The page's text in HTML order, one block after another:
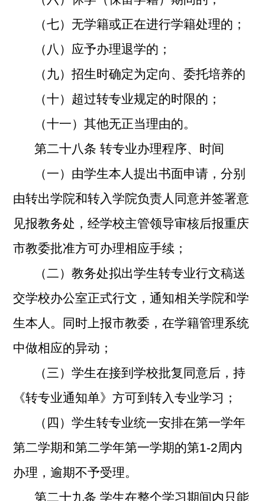
（七）无学籍或正在进行学籍处理的；
（八）应予办理退学的；
（九）招生时确定为定向、委托培养的
（十）超过转专业规定的时限的；
（十一）其他无正当理由的。
第二十八条 转专业办理程序、时间
（一）由学生本人提出书面申请，分别
由转出学院和转入学院负责人同意并签署意
见报教务处，经学校主管领导审核后报重庆
市教委批准方可办理相应手续；
（二）教务处拟出学生转专业行文稿送
交学校办公室正式行文，通知相关学院和学
生本人。同时上报市教委，在学籍管理系统
中做相应的异动；
（三）学生在接到学校批复同意后，持
《转专业通知单》方可到转入专业学习；
（四）学生转专业统一安排在第一学年
第二学期和第二学年第一学期的第1-2周内
办理，逾期不予受理。
第二十九条 学生在整个学习期间内只能